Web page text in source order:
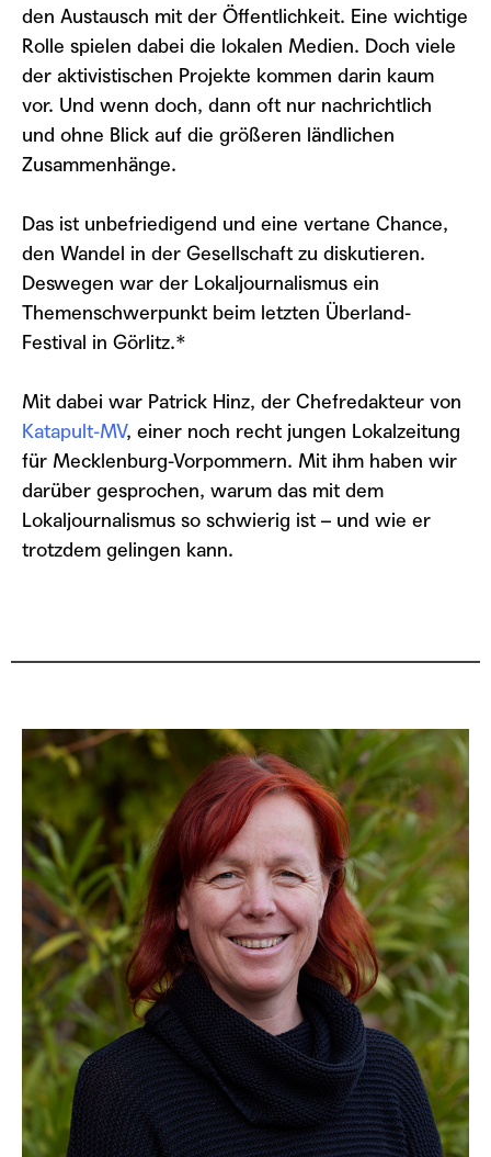
ABONNIEREN
TEILEN
EMBED
den Austausch mit der Öffentlichkeit. Eine wichtige
Rolle spielen dabei die lokalen Medien. Doch viele
der aktivistischen Projekte kommen darin kaum
vor. Und wenn doch, dann oft nur nachrichtlich
und ohne Blick auf die größeren ländlichen
Zusammenhänge.
Das ist unbefriedigend und eine vertane Chance,
den Wandel in der Gesellschaft zu diskutieren.
Deswegen war der Lokaljournalismus ein
Themenschwerpunkt beim letzten Überland-
Festival in Görlitz.*
Mit dabei war Patrick Hinz, der Chefredakteur von
Katapult-MV, einer noch recht jungen Lokalzeitung
für Mecklenburg-Vorpommern. Mit ihm haben wir
darüber gesprochen, warum das mit dem
Lokaljournalismus so schwierig ist – und wie er
trotzdem gelingen kann.